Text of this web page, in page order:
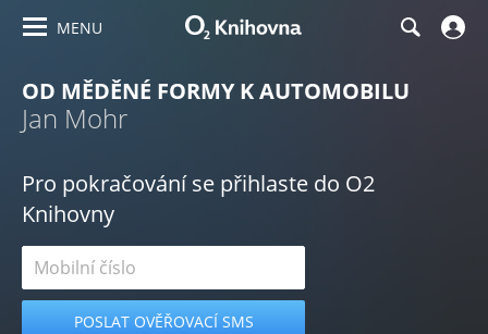
MENU
OD MĚDĚNÉ FORMY K AUTOMOBILU
Jan Mohr
Pro pokračování se přihlaste do O2
Knihovny